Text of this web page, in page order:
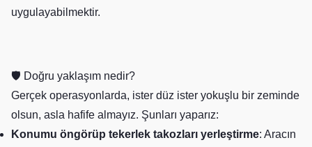
uygulayabilmektir.
🛡️ Doğru yaklaşım nedir?
Gerçek operasyonlarda, ister düz ister yokuşlu bir zeminde
olsun, asla hafife almayız. Şunları yaparız:
Konumu öngörüp tekerlek takozları yerleştirme: Aracın